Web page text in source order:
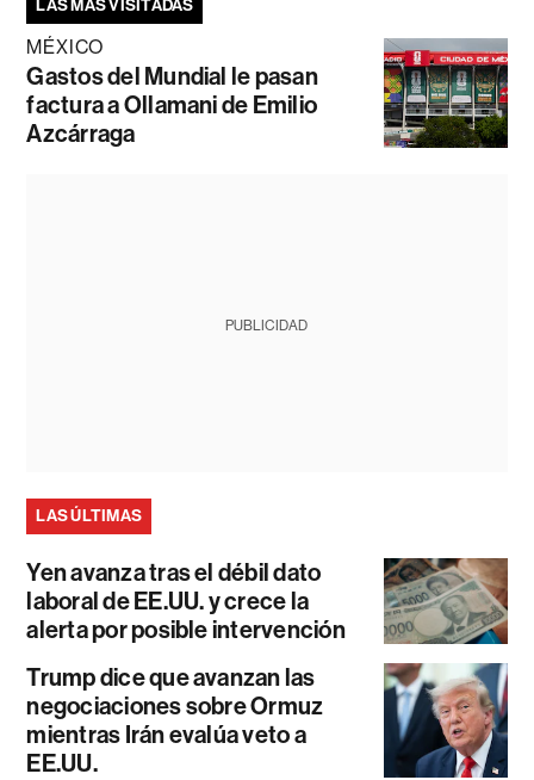
LAS MÁS VISITADAS
MÉXICO
Gastos del Mundial le pasan
factura a Ollamani de Emilio
Azcárraga
PUBLICIDAD
LAS ÚLTIMAS
Yen avanza tras el débil dato
laboral de EE.UU. y crece la
alerta por posible intervención
Trump dice que avanzan las
negociaciones sobre Ormuz
mientras Irán evalúa veto a
EE.UU.